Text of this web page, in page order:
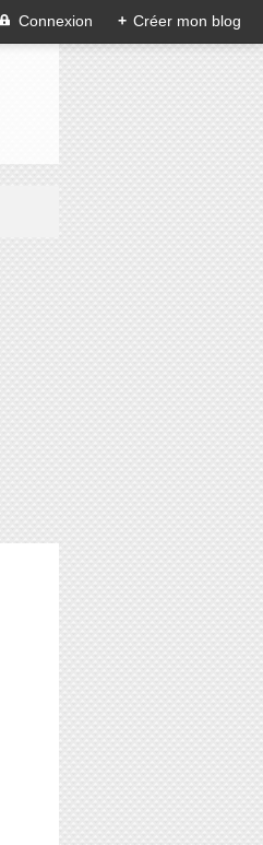
Connexion + Créer mon blog